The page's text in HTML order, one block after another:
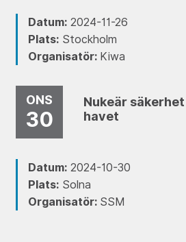
Datum:2024-11-26
Plats:Stockholm
Organisatör: Kiwa
ONS
30
Nukeär
havet
Datum:2024-10-30
Plats:Solna
Organisatör: SSM